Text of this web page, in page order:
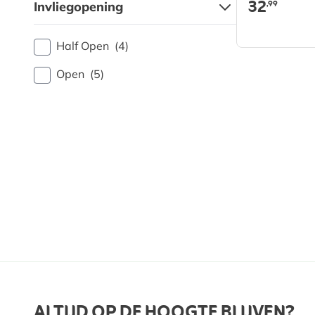
Invliegopening
Half Open (4)
Open (5)
32,99